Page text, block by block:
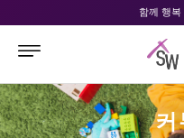
함께 행복
커